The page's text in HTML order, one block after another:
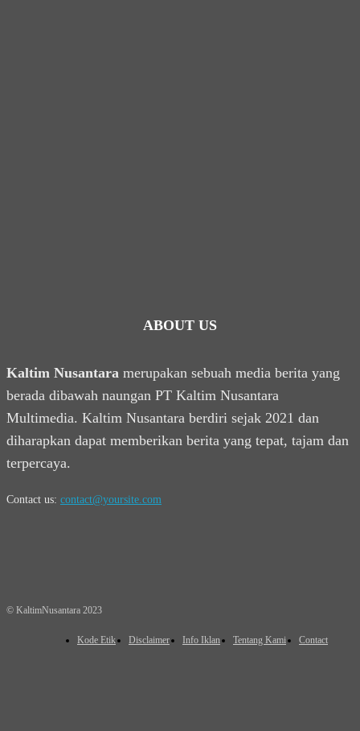
ABOUT US
Kaltim Nusantara merupakan sebuah media berita yang
berada dibawah naungan PT Kaltim Nusantara
Multimedia. Kaltim Nusantara berdiri sejak 2021 dan
diharapkan dapat memberikan berita yang tepat, tajam dan
terpercaya.
Contact us: contact@yoursite.com
© KaltimNusantara 2023
Kode Etik Disclaimer Info Iklan Tentang Kami Contact